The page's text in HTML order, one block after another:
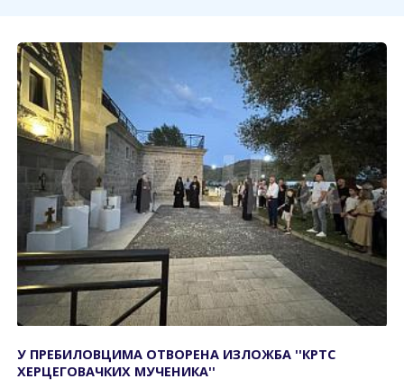
У ПРЕБИЛОВЦИМА ОTВОРЕНА ИЗЛОЖБА ''КРTС
ХЕРЦЕГОВАЧКИХ МУЧЕНИКА''